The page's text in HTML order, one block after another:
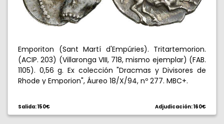
Emporiton (Sant Martí d'Empúries). Tritartemorion.
(ACIP. 203) (Villaronga VIII, 718, mismo ejemplar) (FAB.
1105). 0,56 g. Ex colección "Dracmas y Divisores de
Rhode y Emporion", Áureo 18/X/94, nº 277. MBC+.
Salida: 150€ Adjudicación: 160€